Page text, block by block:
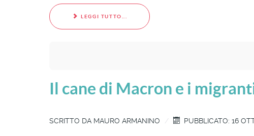
LEGGI TUTTO...
Il cane di Macron e i
SCRITTO DA MAURO ARMANINO PUBBLICATO: 16